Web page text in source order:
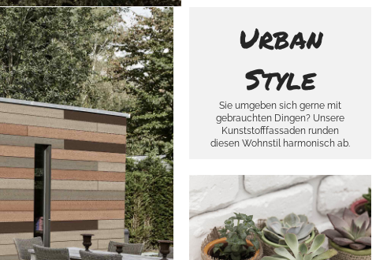
Urban
Style
Sie umgeben sich gerne mit
gebrauchten Dingen? Unsere
Kunststofffassaden runden
diesen Wohnstil harmonisch ab.